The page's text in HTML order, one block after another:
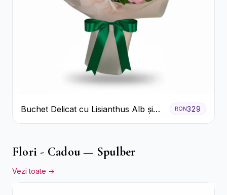
Buchet Delicat cu Lisianthus Alb și
Roz
RON329
Flori - Cadou — Spulber
Vezi toate →